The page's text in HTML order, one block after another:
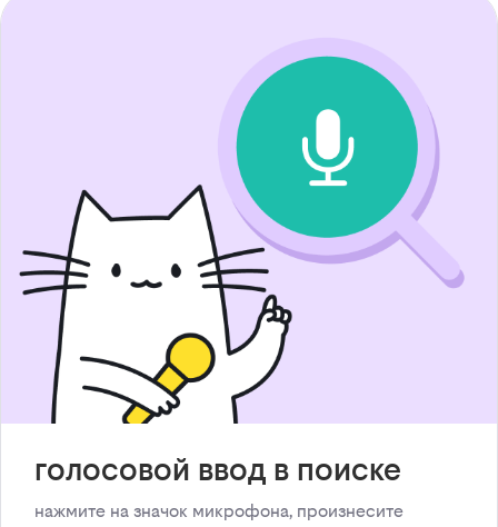
голосовой ввод в поиске
нажмите на значок микрофона, произнесите